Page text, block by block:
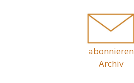
abonnieren
Archiv